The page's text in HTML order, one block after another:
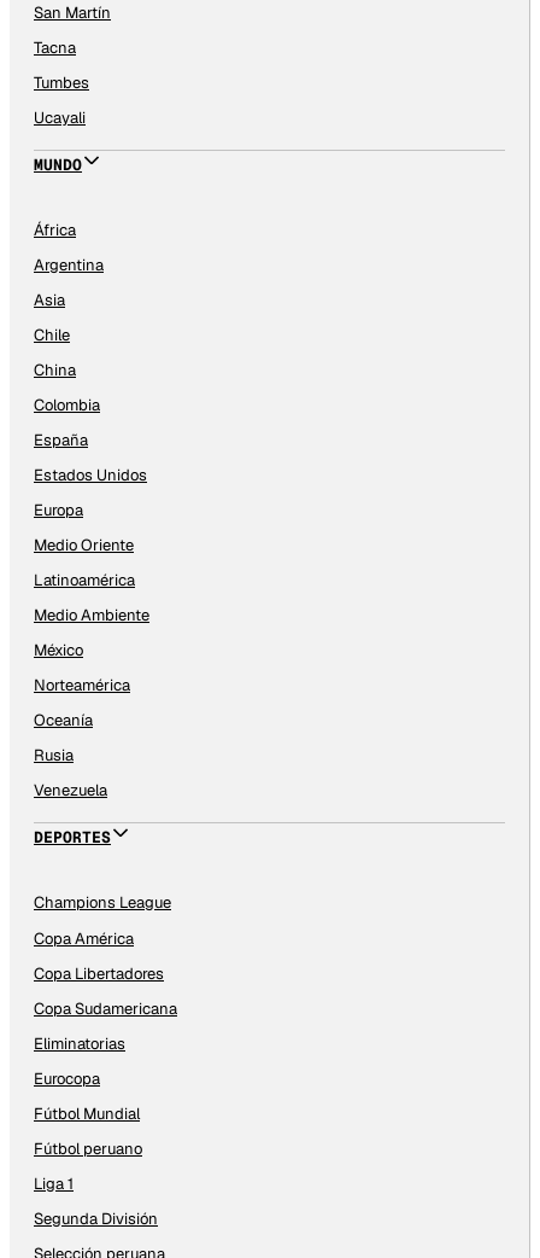
San Martín
Tacna
Tumbes
Ucayali
MUNDO
África
Argentina
Asia
Chile
China
Colombia
España
Estados Unidos
Europa
Medio Oriente
Latinoamérica
Medio Ambiente
México
Norteamérica
Oceanía
Rusia
Venezuela
DEPORTES
Champions League
Copa América
Copa Libertadores
Copa Sudamericana
Eliminatorias
Eurocopa
Fútbol Mundial
Fútbol peruano
Liga 1
Segunda División
Selección peruana